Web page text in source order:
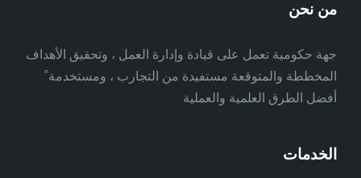
من نحن
جهة حكومية تعمل على قيادة وإدارة العمل ، وتحقيق الأهداف
المخططة والمتوقعة مستفيدة من التجارب ، ومستخدمة ً
أفضل الطرق العلمية والعملية
الخدمات